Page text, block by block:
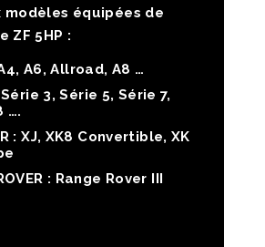
modèles équipées de
ZF 5HP :
A6, Allroad, A8 …
3, Série 5, Série 7,
….
: XJ, XK8 Convertible, XK
: Range Rover III